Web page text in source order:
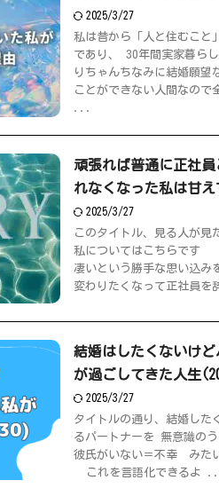
2025/3/27
私は昔から「人と住むこと
であり、 30年間実家暮ら
りちゃんちなみに結婚願望
ことができない人間なので
...
頑張れば普通に正社
れなくなった私は甘
2025/3/27
このタイトル、見る人が見
私についてはこちらです
凄いという勝手な思い込み
変わりたくなって正社員
結婚はしたくないけ
が過ごしてきた人生
2025/3/27
タイトルの通り、結婚した
るパートナーを 無意識の
彼氏がいない＝不幸 みた
これを言語化できるよ